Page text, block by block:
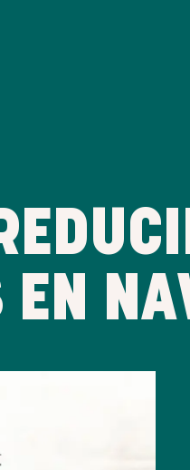
EN